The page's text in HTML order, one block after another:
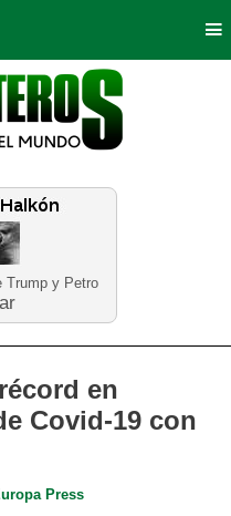
Trump y Petro
Bogotá
Deportes
Neira
en
Covid-19 con
Press